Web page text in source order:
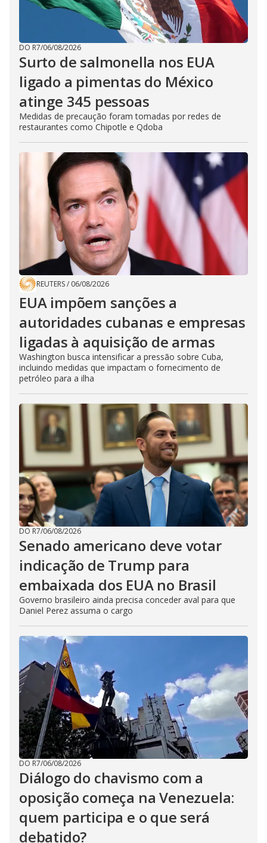
DO R7/06/08/2026
Surto de salmonella nos EUA
ligado a pimentas do México
atinge 345 pessoas
Medidas de precaução foram tomadas por redes de
restaurantes como Chipotle e Qdoba
REUTERS/ 06/08/2026
EUA impõem sanções a
autoridades cubanas e empresas
ligadas à aquisição de armas
Washington busca intensificar a pressão sobre Cuba,
incluindo medidas que impactam o fornecimento de
petróleo para a ilha
DO R7/06/08/2026
Senado americano deve votar
indicação de Trump para
embaixada dos EUA no Brasil
Governo brasileiro ainda precisa conceder aval para que
Daniel Perez assuma o cargo
DO R7/06/08/2026
Diálogo do chavismo com a
oposição começa na Venezuela:
quem participa e o que será
debatido?